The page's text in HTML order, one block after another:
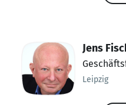
Jens
Leipzig